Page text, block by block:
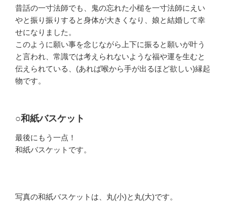
昔話の一寸法師でも、鬼の忘れた小槌を一寸法師にえい
やと振り振りすると身体が大きくなり、娘と結婚して幸
せになりました。
このように願い事を念じながら上下に振ると願いが叶う
と言われ、常識では考えられないような福や運を生むと
伝えられている、(あれば喉から手が出るほど欲しい)縁起
物です。
○和紙バスケット
最後にもう一点！
和紙バスケットです。
写真の和紙バスケットは、丸(小)と丸(大)です。